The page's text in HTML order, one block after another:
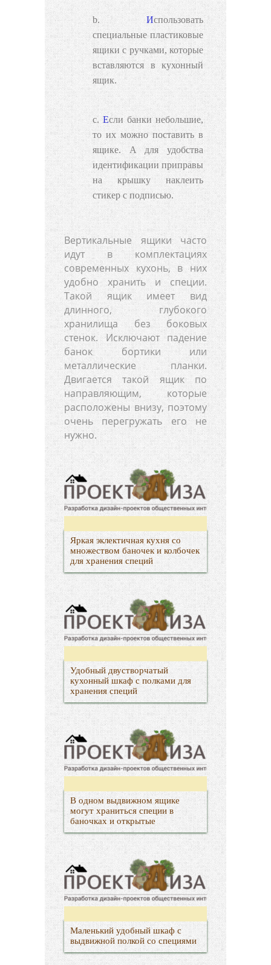
Использовать
специальные пластиковые
ящики с ручками, которые
вставляются в кухонный
ящик.
Если банки небольшие,
то их можно поставить в
ящике. А для удобства
идентификации приправы
на крышку наклеить
стикер с подписью.
Вертикальные ящики часто
идут в комплектациях
современных кухонь, в них
удобно хранить и специи.
Такой ящик имеет вид
длинного, глубокого
хранилища без боковых
стенок. Исключают падение
банок бортики или
металлические планки.
Двигается такой ящик по
направляющим, которые
расположены внизу, поэтому
очень перегружать его не
нужно.
Яркая эклектичная кухня со
множеством баночек и колбочек
для хранения специй
Удобный двустворчатый
кухонный шкаф с полками для
хранения специй
В одном выдвижном ящике
могут храниться специи в
баночках и открытые
Маленький удобный шкаф с
выдвижной полкой со специями